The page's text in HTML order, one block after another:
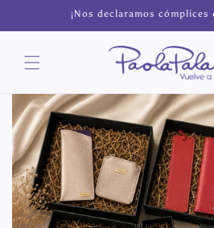
directamente
al contenido
¡Nos declaramos cómplices